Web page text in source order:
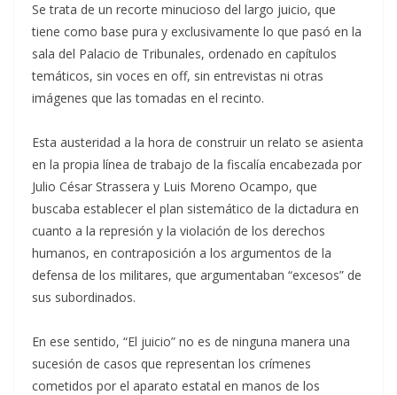
Se trata de un recorte minucioso del largo juicio, que
tiene como base pura y exclusivamente lo que pasó en la
sala del Palacio de Tribunales, ordenado en capítulos
temáticos, sin voces en off, sin entrevistas ni otras
imágenes que las tomadas en el recinto.
Esta austeridad a la hora de construir un relato se asienta
en la propia línea de trabajo de la fiscalía encabezada por
Julio César Strassera y Luis Moreno Ocampo, que
buscaba establecer el plan sistemático de la dictadura en
cuanto a la represión y la violación de los derechos
humanos, en contraposición a los argumentos de la
defensa de los militares, que argumentaban “excesos” de
sus subordinados.
En ese sentido, “El juicio” no es de ninguna manera una
sucesión de casos que representan los crímenes
cometidos por el aparato estatal en manos de los